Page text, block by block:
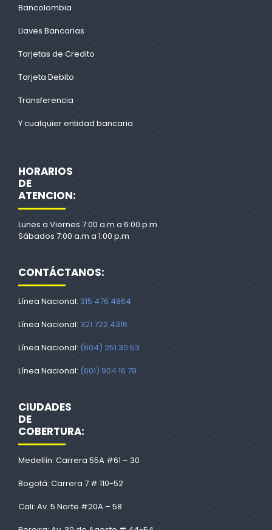
Bancolombia
Llaves Bancarias
Tarjetas de Credito
Tarjeta Debito
Transferencia
Y cualquier entidad bancaria
HORARIOS
DE
ATENCION:
Lunes a Viernes 7:00 a.m a 6:00 p.m
Sábados 7:00 a.m a 1:00 p.m
CONTÁCTANOS:
Línea Nacional: 315 476 4864
Línea Nacional: 321 722 4316
Línea Nacional: (604) 251 30 53
Línea Nacional: (601) 904 16 79
CIUDADES
DE
COBERTURA:
Medellín: Carrera 55A #61 – 30
Bogotá: Carrera 7 # 110-52
Cali: Av. 5 Norte #20A – 58